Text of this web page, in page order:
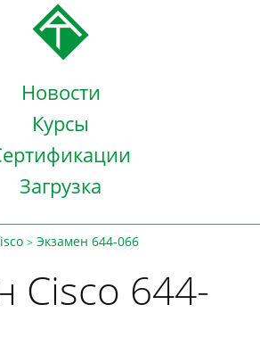
Новости
Курсы
Загрузка
> Экзамен 644-066
Cisco 644-